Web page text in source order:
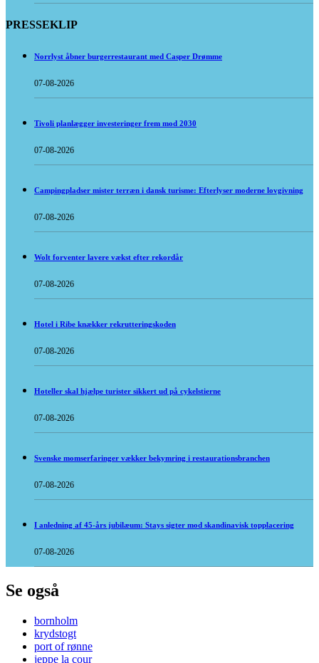
PRESSEKLIP
Norrlyst åbner burgerrestaurant med Casper Drømme
07-08-2026
Tivoli planlægger investeringer frem mod 2030
07-08-2026
Campingpladser mister terræn i dansk turisme: Efterlyser moderne lovgivning
07-08-2026
Wolt forventer lavere vækst efter rekordår
07-08-2026
Hotel i Ribe knækker rekrutteringskoden
07-08-2026
Hoteller skal hjælpe turister sikkert ud på cykelstierne
07-08-2026
Svenske momserfaringer vækker bekymring i restaurationsbranchen
07-08-2026
I anledning af 45-års jubilæum: Stays sigter mod skandinavisk topplacering
07-08-2026
Se også
bornholm
krydstogt
port of rønne
jeppe la cour